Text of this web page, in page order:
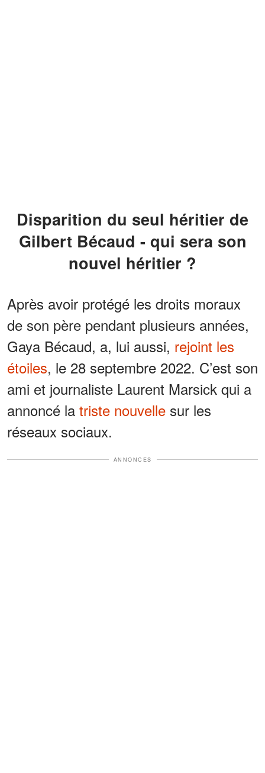
Disparition du seul héritier de
Gilbert Bécaud - qui sera son
nouvel héritier ?
Après avoir protégé les droits moraux
de son père pendant plusieurs années,
Gaya Bécaud, a, lui aussi, rejoint les
étoiles, le 28 septembre 2022. C’est son
ami et journaliste Laurent Marsick qui a
annoncé la triste nouvelle sur les
réseaux sociaux.
ANNONCES